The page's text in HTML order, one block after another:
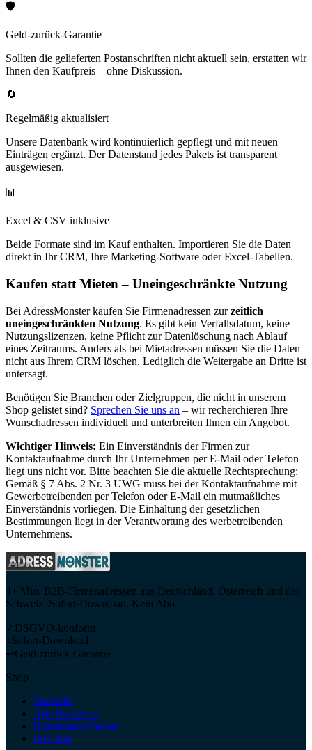
🛡️
Geld-zurück-Garantie
Sollten die gelieferten Postanschriften nicht aktuell sein, erstatten wir
Ihnen den Kaufpreis – ohne Diskussion.
🔄
Regelmäßig aktualisiert
Unsere Datenbank wird kontinuierlich gepflegt und mit neuen
Einträgen ergänzt. Der Datenstand jedes Pakets ist transparent
ausgewiesen.
📊
Excel & CSV inklusive
Beide Formate sind im Kauf enthalten. Importieren Sie die Daten
direkt in Ihr CRM, Ihre Marketing-Software oder Excel-Tabellen.
Kaufen statt Mieten – Uneingeschränkte Nutzung
Bei AdressMonster kaufen Sie Firmenadressen zur zeitlich
uneingeschränkten Nutzung. Es gibt kein Verfallsdatum, keine
Nutzungslizenzen, keine Pflicht zur Datenlöschung nach Ablauf
eines Zeitraums. Anders als bei Mietadressen müssen Sie die Daten
nicht aus Ihrem CRM löschen. Lediglich die Weitergabe an Dritte ist
untersagt.
Benötigen Sie Branchen oder Zielgruppen, die nicht in unserem
Shop gelistet sind? Sprechen Sie uns an – wir recherchieren Ihre
Wunschadressen individuell und unterbreiten Ihnen ein Angebot.
Wichtiger Hinweis: Ein Einverständnis der Firmen zur
Kontaktaufnahme durch Ihr Unternehmen per E-Mail oder Telefon
liegt uns nicht vor. Bitte beachten Sie die aktuelle Rechtsprechung:
Gemäß § 7 Abs. 2 Nr. 3 UWG muss bei der Kontaktaufnahme mit
Gewerbetreibenden per Telefon oder E-Mail ein mutmaßliches
Einverständnis vorliegen. Die Einhaltung der gesetzlichen
Bestimmungen liegt in der Verantwortung des werbetreibenden
Unternehmens.
4+ Mio. B2B-Firmenadressen aus Deutschland, Österreich und der
Schweiz. Sofort-Download. Kein Abo.
✓ DSGVO-konform
↓Sofort-Download
↩Geld-zurück-Garantie
Shop
Startseite
Alle Branchen
Bundesland-Pakete
Preisliste